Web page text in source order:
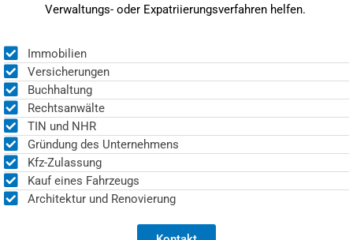
Verwaltungs- oder Expatriierungsverfahren helfen.
Immobilien
Versicherungen
Buchhaltung
Rechtsanwälte
TIN und NHR
Gründung des Unternehmens
Kfz-Zulassung
Kauf eines Fahrzeugs
Architektur und Renovierung